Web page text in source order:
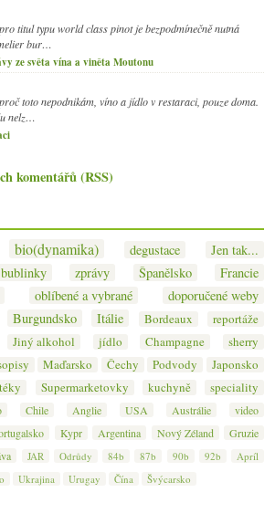
titul typu world class pinot je bezpodmínečně nutná
bur…
ze světa vína a viněta Moutonu
toto nepodnikám, víno a jídlo v restaraci, pouze doma.
nelz…
komentářů (RSS)
bio(dynamika) degustace
Jen tak...
bublinky zprávy Španělsko
Francie
oblíbené a vybrané
doporučené weby
Burgundsko Itálie Bordeaux
reportáže
Jiný alkohol jídlo Champagne
sherry
Maďarsko Čechy Podvody
Japonsko
Supermarketovky kuchyně
speciality
Chile Anglie USA Austrálie
video
Kypr Argentina Nový Zéland
Gruzie
JAR Odrůdy 84b 87b 90b 92b
Apríl
Ukrajina Urugay Čína Švýcarsko